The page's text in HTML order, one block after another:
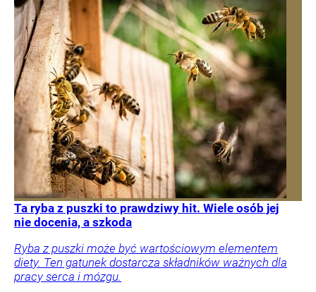
Ta ryba z puszki to prawdziwy hit. Wiele osób jej
nie docenia, a szkoda
Ryba z puszki może być wartościowym elementem
diety. Ten gatunek dostarcza składników ważnych dla
pracy serca i mózgu.